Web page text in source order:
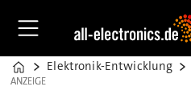
Home
Elektronik-Entwicklung
ANZEIGE
ANZEIGE